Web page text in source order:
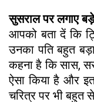
सुसराल पर लगाए
आपको बता दें कि
उनका पति बहुत
कहना है कि सास,
ऐसा किया है और
चरित्र पर भी बहुत